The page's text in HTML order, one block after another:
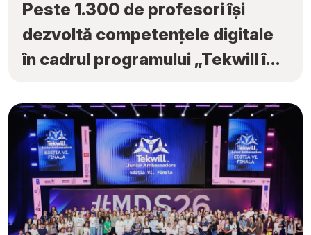
Peste 1.300 de profesori își
dezvoltă competențele digitale
în cadrul programului „Tekwill în